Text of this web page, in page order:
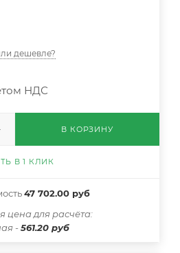
дешевле?
НДС
В КОРЗИНУ
В 1 КЛИК
47 702.00 руб
цена для расчёта:
-561.20 руб